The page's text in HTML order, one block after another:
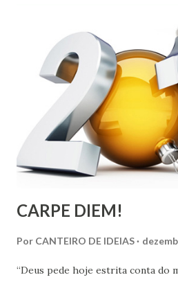
CARPE DIEM!
Por CANTEIRO DE IDEIAS
“Deus pede hoje estrita conta do